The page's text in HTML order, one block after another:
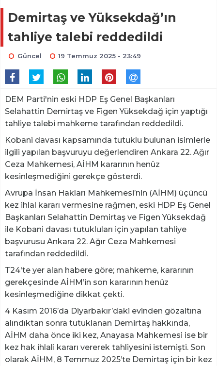
Demirtaş ve Yüksekdağ’ın
tahliye talebi reddedildi
Güncel 19 Temmuz 2025 - 23:49
DEM Parti'nin eski HDP Eş Genel Başkanları
Selahattin Demirtaş ve Figen Yüksekdağ için yaptığı
tahliye talebi mahkeme tarafından reddedildi.
Kobani davası kapsamında tutuklu bulunan isimlerle
ilgili yapılan başvuruyu değerlendiren Ankara 22. Ağır
Ceza Mahkemesi, AİHM kararının henüz
kesinleşmediğini gerekçe gösterdi.
Avrupa İnsan Hakları Mahkemesi’nin (AİHM) üçüncü
kez ihlal kararı vermesine rağmen, eski HDP Eş Genel
Başkanları Selahattin Demirtaş ve Figen Yüksekdağ
ile Kobani davası tutukluları için yapılan tahliye
başvurusu Ankara 22. Ağır Ceza Mahkemesi
tarafından reddedildi.
T24'te yer alan habere göre; mahkeme, kararının
gerekçesinde AİHM’in son kararının henüz
kesinleşmediğine dikkat çekti.
4 Kasım 2016’da Diyarbakır’daki evinden gözaltına
alındıktan sonra tutuklanan Demirtaş hakkında,
AİHM daha önce iki kez, Anayasa Mahkemesi ise bir
kez hak ihlali kararı vererek tahliyesini istemişti. Son
olarak AİHM, 8 Temmuz 2025’te Demirtaş için bir kez